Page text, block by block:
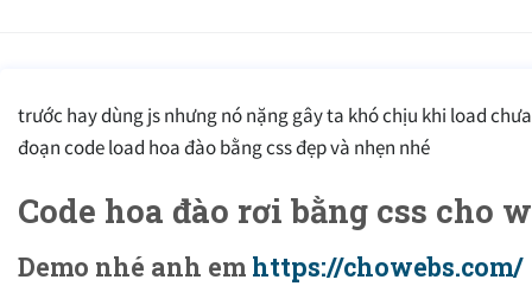
trước hay dùng js nhưng nó nặng gây ta khó chịu khi load
đoạn code load hoa đào bằng css đẹp và nhẹn nhé
Code hoa đào rơi bằng css cho
Demo nhé anh em https://chowebs.com/